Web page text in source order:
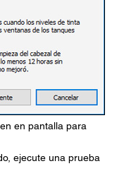
en pantalla para
ejecute una prueba